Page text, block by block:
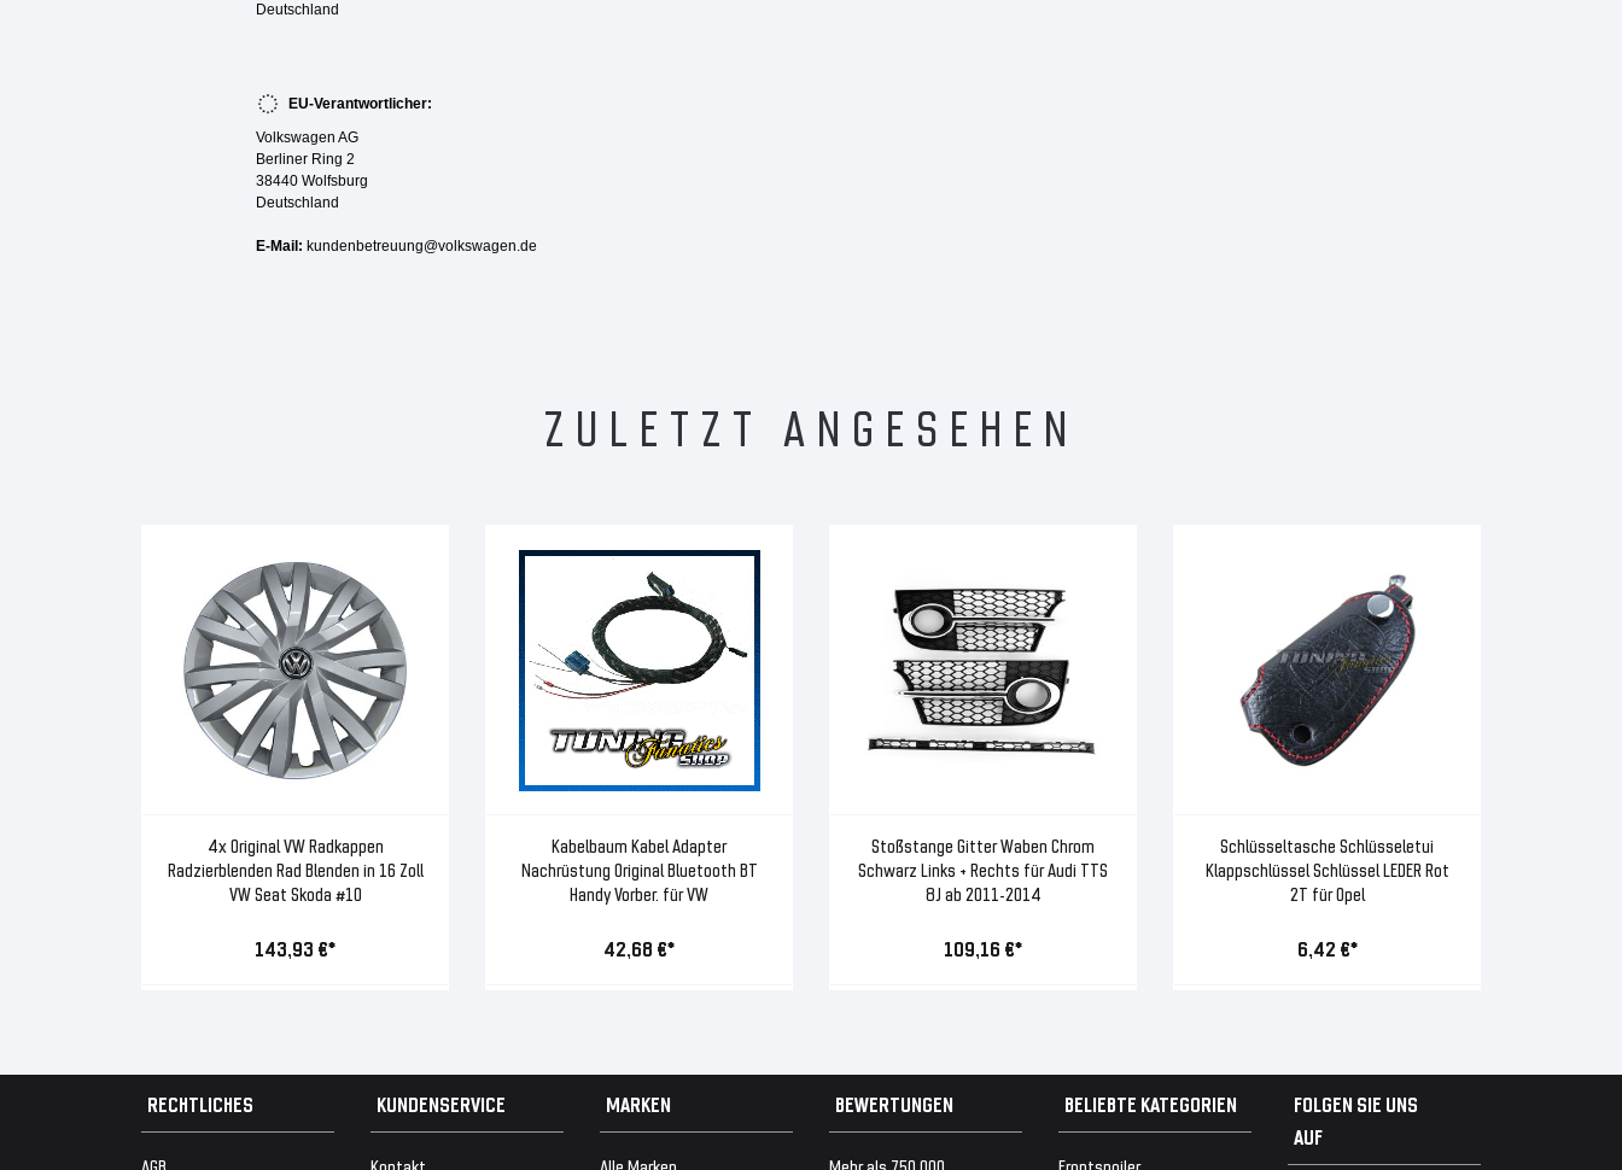
Deutschland
EU-Verantwortlicher:
Volkswagen AG
Berliner Ring 2
38440 Wolfsburg
Deutschland
E-Mail: kundenbetreuung@volkswagen.de
ZULETZT ANGESEHEN
4x Original VW Radkappen
Radzierblenden Rad Blenden in 16 Zoll
VW Seat Skoda #10
143,93 €*
Kabelbaum Kabel Adapter
Nachrüstung Original Bluetooth BT
Handy Vorber. für VW
42,68 €*
Stoßstange Gitter Waben Chrom
Schwarz Links + Rechts für Audi TTS
8J ab 2011-2014
109,16 €*
Schlüsseltasche Schlüsseletui
Klappschlüssel Schlüssel LEDER Rot
2T für Opel
6,42 €*
RECHTLICHES KUNDENSERVICE MARKEN BEWERTUNGEN BELIEBTE KATEGORIEN
FOLGEN SIE UNS
AUF